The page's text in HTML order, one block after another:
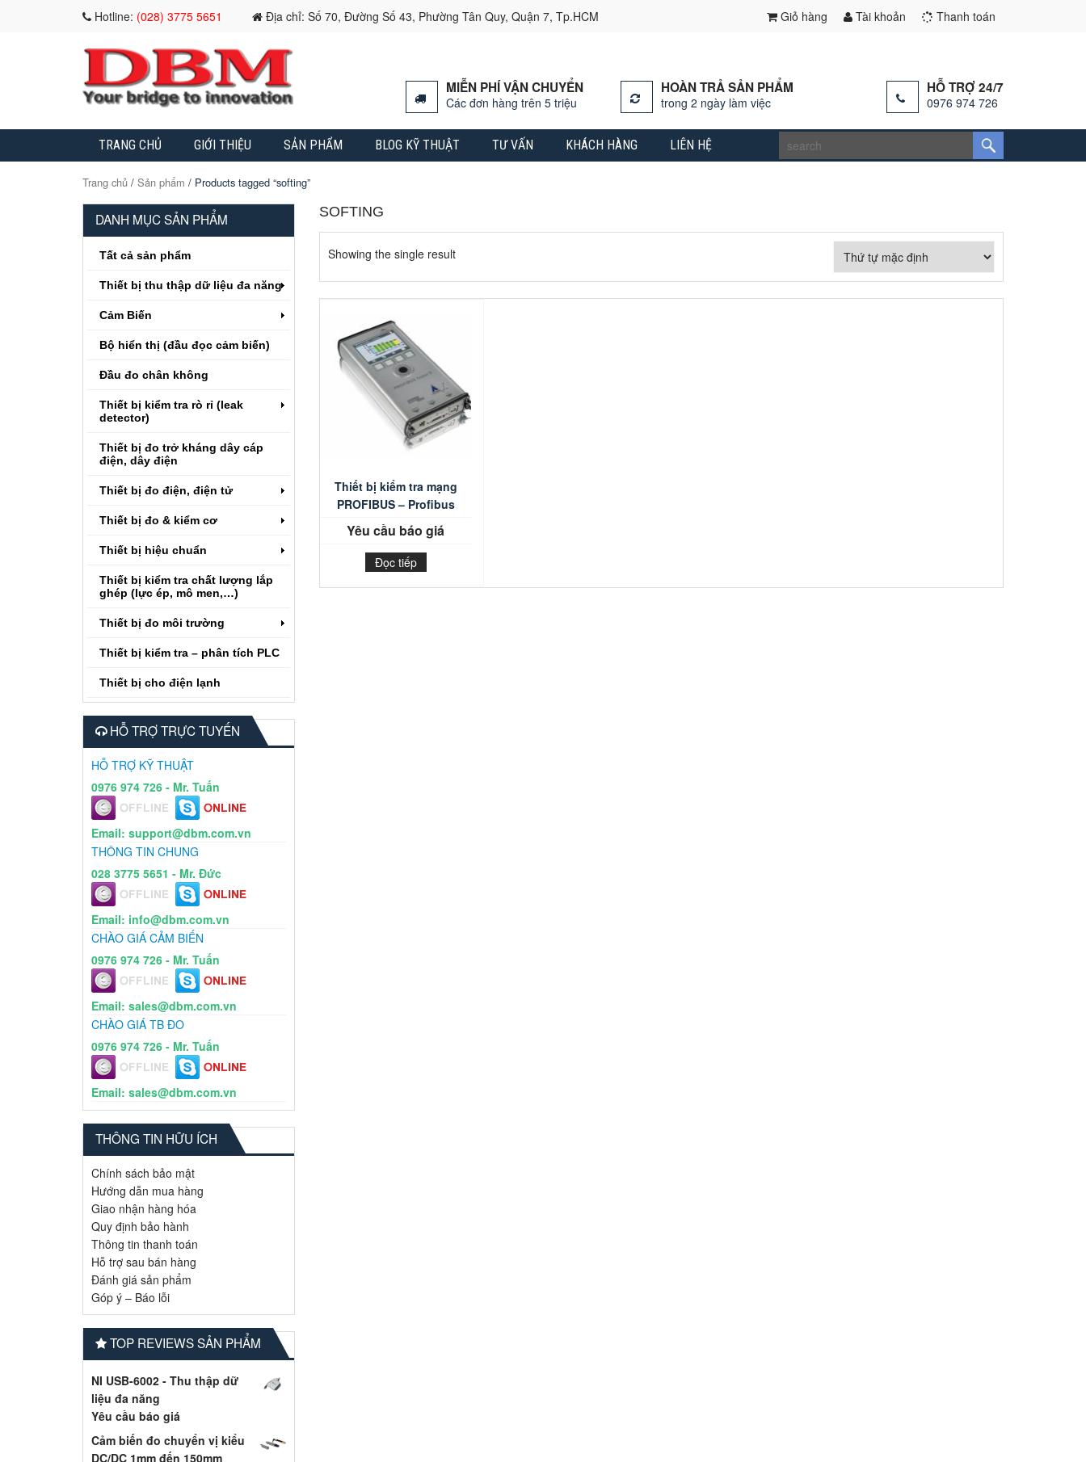
Hotline:(028) 3775 5651 Địa chỉ: Số 70, Đường Số 43, Phường Tân Quy, Quận 7, Tp.HCM Giỏ hàng Tài khoản Thanh toán
MIỄN PHÍ VẬN CHUYỂN
Các đơn hàng trên 5 triệu
HOÀN TRẢ SẢN PHẨM
trong 2 ngày làm việc
HỖ TRỢ 24/7
0976 974 726
TRANG CHỦ GIỚI THIỆU SẢN PHẨM BLOG KỸ THUẬT TƯ VẤN KHÁCH HÀNG LIÊN HỆ
Trang chủ / Sản phẩm / Products tagged “softing”
DANH MỤC SẢN PHẨM
Tất cả sản phẩm
Thiết bị thu thập dữ liệu đa năng
Cảm Biến
Bộ hiển thị (đầu đọc cảm biến)
Đầu đo chân không
Thiết bị kiểm tra rò rỉ (leak
detector)
Thiết bị đo trở kháng dây cáp
điện, dây điện
Thiết bị đo điện, điện tử
Thiết bị đo & kiểm cơ
Thiết bị hiệu chuẩn
Thiết bị kiểm tra chất lượng lắp
ghép (lực ép, mô men,…)
Thiết bị đo môi trường
Thiết bị kiểm tra – phân tích PLC
Thiết bị cho điện lạnh
HỖ TRỢ TRỰC TUYẾN
HỖ TRỢ KỸ THUẬT
0976 974 726 - Mr. Tuấn
Email: support@dbm.com.vn
THÔNG TIN CHUNG
028 3775 5651 - Mr. Đức
Email: info@dbm.com.vn
CHÀO GIÁ CẢM BIẾN
0976 974 726 - Mr. Tuấn
Email: sales@dbm.com.vn
CHÀO GIÁ TB ĐO
0976 974 726 - Mr. Tuấn
Email: sales@dbm.com.vn
THÔNG TIN HỮU ÍCH
Chính sách bảo mật
Hướng dẫn mua hàng
Giao nhận hàng hóa
Quy định bảo hành
Thông tin thanh toán
Hỗ trợ sau bán hàng
Đánh giá sản phẩm
Góp ý – Báo lỗi
TOP REVIEWS SẢN PHẨM
NI USB-6002 - Thu thập dữ
liệu đa năng
Yêu cầu báo giá
Cảm biến đo chuyển vị kiểu
DC/DC 1mm đến 150mm
SOFTING
Showing the single result
Thiết bị kiểm tra mạng
PROFIBUS – Profibus
Tester 5
Yêu cầu báo giá
Đọc tiếp